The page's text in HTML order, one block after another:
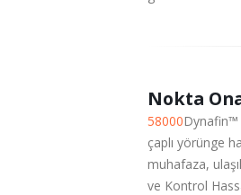
Nokta
58000Dynafin™
çaplı yörünge
muhafaza,
ve Kontrol